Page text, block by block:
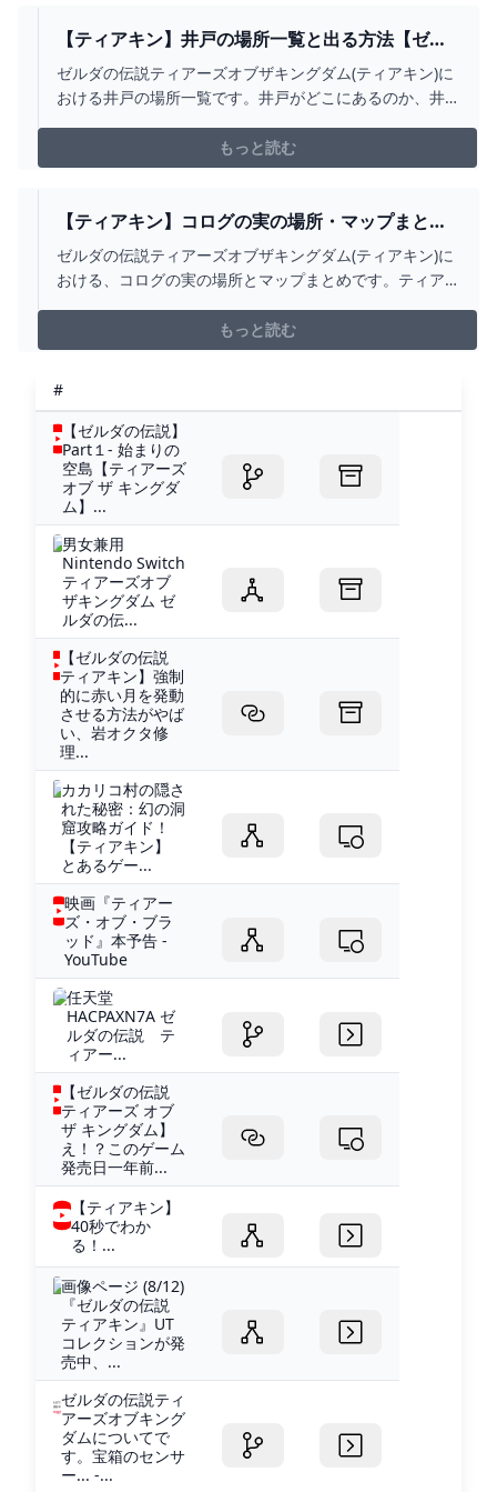
【ティアキン】井戸の場所一覧と出る方法【ゼル
ダの伝説ティアーズオブザキングダム】 - ゲーム
ウィズ
ゼルダの伝説ティアーズオブザキングダム(ティアキン)に
おける井戸の場所一覧です。井戸がどこにあるのか、井
もっと読む
【ティアキン】コログの実の場所・マップまとめ
｜全900箇所【ゼルダの伝説ティアーズオブザキン
グダム】 - ゲームウィズ
ゼルダの伝説ティアーズオブザキングダム(ティアキン)に
おける、コログの実の場所とマップまとめです。ティア
もっと読む
#
【ゼルダの伝説】
Part１- 始まりの
空島【ティアーズ
オブ ザ キングダ
ム】...
男女兼用
Nintendo Switch
ティアーズオブ
ザキングダム ゼ
ルダの伝...
【ゼルダの伝説
ティアキン】強制
的に赤い月を発動
させる方法がやば
い、岩オクタ修
理...
カカリコ村の隠さ
れた秘密：幻の洞
窟攻略ガイド！
【ティアキン】
とあるゲー...
映画『ティアー
ズ・オブ・ブラ
ッド』本予告 -
YouTube
任天堂
HACPAXN7A ゼ
ルダの伝説 テ
ィアー...
【ゼルダの伝説
ティアーズ オブ
ザ キングダム】
え！？このゲーム
発売日一年前...
【ティアキン】
40秒でわか
る！...
画像ページ (8/12)
『ゼルダの伝説
ティアキン』UT
コレクションが発
売中、...
ゼルダの伝説ティ
アーズオブキング
ダムについてで
す。宝箱のセンサ
ー... -...